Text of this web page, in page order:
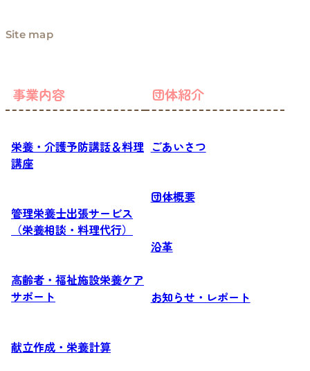
Site map
事業内容
栄養・介護予防講話＆料理
講座
管理栄養士出張サービス
（栄養相談・料理代行）
高齢者・福祉施設栄養ケア
サポート
献立作成・栄養計算
団体紹介
ごあいさつ
団体概要
沿革
お知らせ・レポート